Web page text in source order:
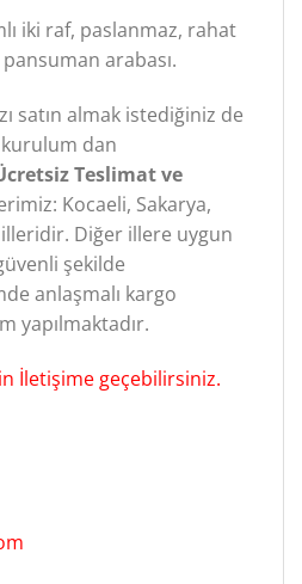
iki raf, paslanmaz, rahat
arabası.
satın almak istediğiniz de
dan
Teslimat ve
Kocaeli, Sakarya,
Diğer illere uygun
şekilde
anlaşmalı kargo
yapılmaktadır.
İletişime geçebilirsiniz.